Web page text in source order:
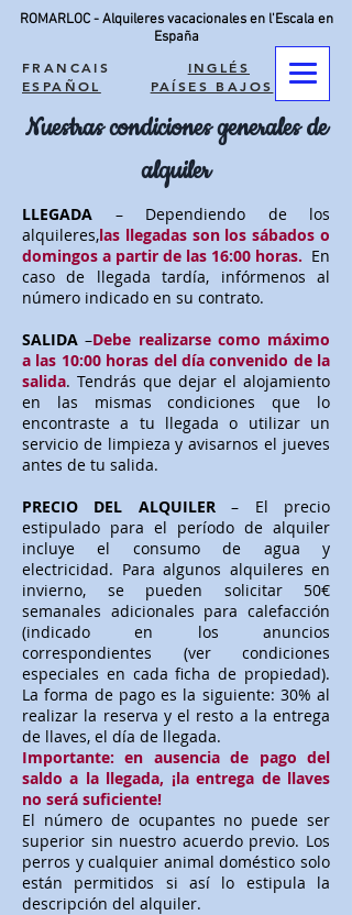
ROMARLOC - Alquileres vacacionales en l'Escala en
España
FRANCAIS INGLÉS
ESPAÑOL
PAÍSES BAJOS
Nuestras condiciones generales de
alquiler
LLEGADA – Dependiendo de los
alquileres,las llegadas son los sábados o
domingos a partir de las 16:00 horas. En
caso de llegada tardía, infórmenos al
número indicado en su contrato.
SALIDA –Debe realizarse como máximo
a las 10:00 horas del día convenido de la
salida. Tendrás que dejar el alojamiento
en las mismas condiciones que lo
encontraste a tu llegada o utilizar un
servicio de limpieza y avisarnos el jueves
antes de tu salida.
PRECIO DEL ALQUILER– El precio
estipulado para el período de alquiler
incluye el consumo de agua y
electricidad. Para algunos alquileres en
invierno, se pueden solicitar 50€
semanales adicionales para calefacción
(indicado en los anuncios
correspondientes (ver condiciones
especiales en cada ficha de propiedad).
La forma de pago es la siguiente: 30% al
realizar la reserva y el resto a la entrega
de llaves, el día de llegada.
Importante: en ausencia de pago del
saldo a la llegada, ¡la entrega de llaves
no será suficiente!
El número de ocupantes no puede ser
superior sin nuestro acuerdo previo. Los
perros y cualquier animal doméstico solo
están permitidos si así lo estipula la
descripción del alquiler.